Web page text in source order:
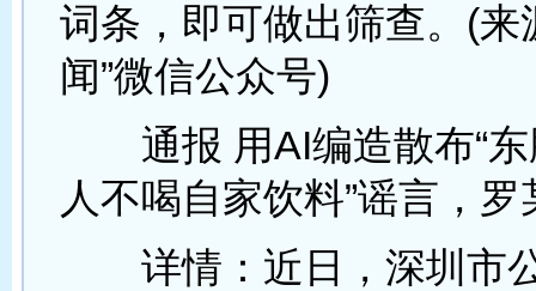
词条，即可做出筛查。(来
闻”微信公众号)
通报 用AI编造散布“东
人不喝自家饮料”谣言，
详情：近日，深圳市